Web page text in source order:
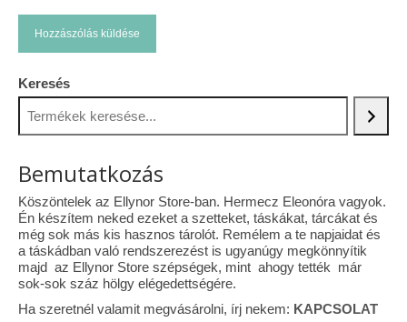
Keresés
Bemutatkozás
Köszöntelek az Ellynor Store-ban. Hermecz Eleonóra vagyok.
Én készítem neked ezeket a szetteket, táskákat, tárcákat és
még sok más kis hasznos tárolót. Remélem a te napjaidat és
a táskádban való rendszerezést is ugyanúgy megkönnyítik
majd az Ellynor Store szépségek, mint ahogy tették már
sok-sok száz hölgy elégedettségére.
Ha szeretnél valamit megvásárolni, írj nekem: KAPCSOLAT